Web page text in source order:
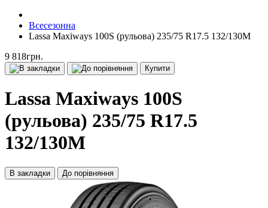
Всесезонна
Lassa Maxiways 100S (рульова) 235/75 R17.5 132/130M
9 818грн.
Купити
Lassa Maxiways 100S
(рульова) 235/75 R17.5
132/130M
В закладки До порівняння